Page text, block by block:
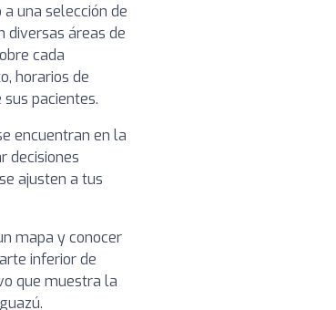
una selección de
diversas áreas de
cada
horarios de
pacientes.
encuentran en la
decisiones
ajusten a tus
mapa y conocer
inferior de
que muestra la